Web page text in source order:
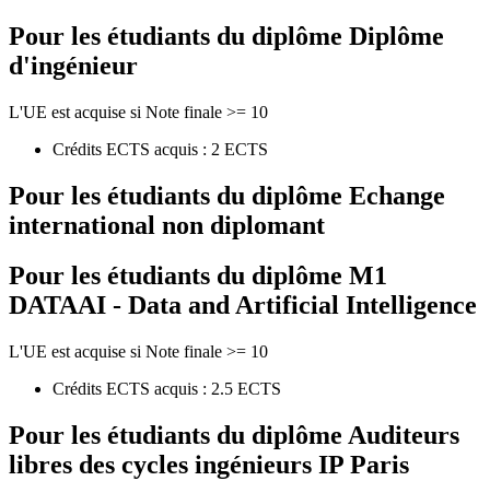
Pour les étudiants du diplôme Diplôme
d'ingénieur
L'UE est acquise si Note finale >= 10
Crédits ECTS acquis : 2 ECTS
Pour les étudiants du diplôme Echange
international non diplomant
Pour les étudiants du diplôme M1
DATAAI - Data and Artificial Intelligence
L'UE est acquise si Note finale >= 10
Crédits ECTS acquis : 2.5 ECTS
Pour les étudiants du diplôme Auditeurs
libres des cycles ingénieurs IP Paris